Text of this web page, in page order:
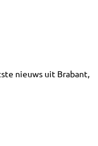
nieuws uit Brabant,